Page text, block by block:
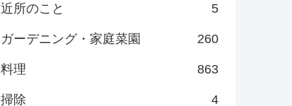
近所のこと 5
ガーデニング・家庭菜園 260
料理 863
掃除 4